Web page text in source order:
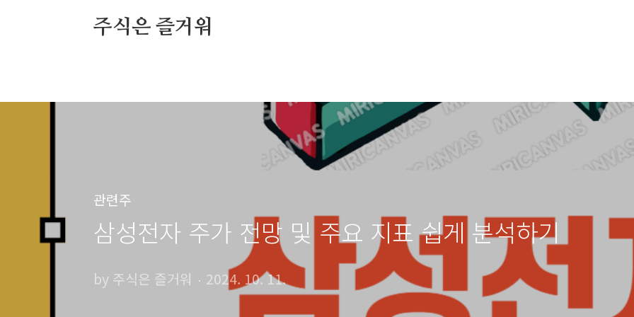
주식은 즐거워
관련주
삼성전자 주가 전망 및 주요 지표 쉽게 분석하기
by 주식은 즐거워 2024. 10. 11.